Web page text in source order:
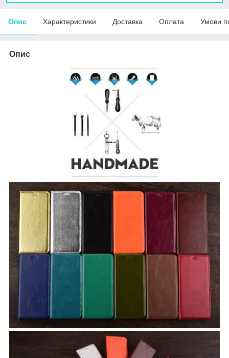
Опис Характеристики Доставка Оплата Умови
Опис